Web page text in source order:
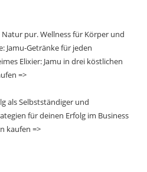
Natur pur. Wellness für Körper und
Jamu-Getränke für jeden
Elixier: Jamu in drei köstlichen
=>
als Selbstständiger und
für deinen Erfolg im Business
kaufen =>